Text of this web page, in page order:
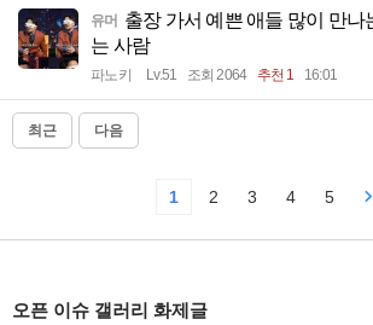
유머 출장 가서 예쁜 애들 많이 만나
는 사람
파노키 Lv.51 조회 2064 추천 1 16:01
최근 다음
1 2 3 4 5
오픈 이슈 갤러리 화제글